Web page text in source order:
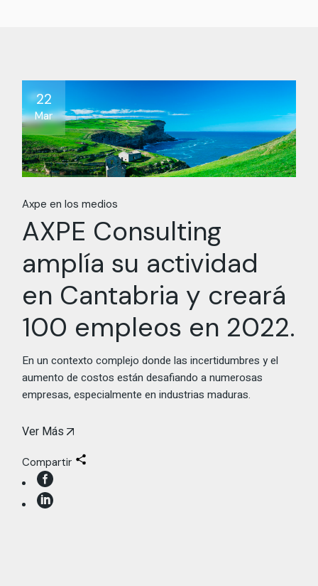
22
Mar
Axpe en los medios
AXPE Consulting
amplía su actividad
en Cantabria y creará
100 empleos en 2022.
En un contexto complejo donde las incertidumbres y el
aumento de costos están desafiando a numerosas
empresas, especialmente en industrias maduras.
Ver Más
Compartir